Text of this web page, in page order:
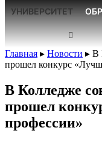
УНИВЕРСИТЕТ
Главная ▸ Новости ▸ В
прошел конкурс
В Колледже
прошел
профессии»